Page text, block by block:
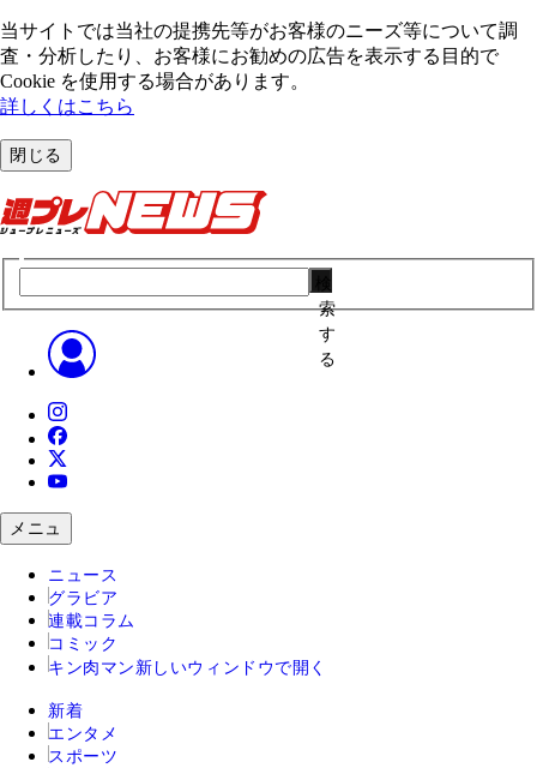
当サイトでは当社の提携先等がお客様のニーズ等について調
査・分析したり、お客様にお勧めの広告を表⽰する⽬的で
Cookie を使⽤する場合があります。
詳しくはこちら
閉じる
索
す
る
メニュ
ニュース
グラビア
連載コラム
コミック
キン肉マン 新しいウィンドウで開く
新着
エンタメ
スポーツ